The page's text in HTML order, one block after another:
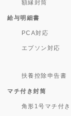
額縁封筒
給与明細書
PCA対応
エプソン対応
扶養控除申告書
マチ付き封筒
角形1号マチ付き